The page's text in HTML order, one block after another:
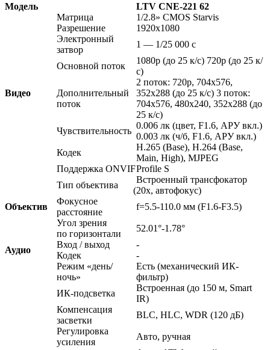
Модель
LTV CNE-221 62
Видео
Матрица
1/2.8» CMOS Starvis
Разрешение
1920x1080
Электронный
затвор
1 — 1/25 000 c
Основной поток
1080p (до 25 к/с) 720p (до 25 к/
с)
Дополнительный
поток
2 поток: 720p, 704x576,
352x288 (до 25 к/с) 3 поток:
704x576, 480x240, 352x288 (до
25 к/с)
Чувствительность
0.006 лк (цвет, F1.6, АРУ вкл.)
0.003 лк (ч/б, F1.6, АРУ вкл.)
Кодек
H.265 (Base), H.264 (Base,
Main, High), MJPEG
Поддержка ONVIFProfile S
Объектив
Тип объектива
Встроенный трансфокатор
(20x, автофокус)
Фокусное
расстояние
f=5.5-110.0 мм (F1 .6-F3.5)
Угол зрения
по горизонтали
52.01°-1.78°
Аудио
Вход / выход
-
Кодек
-
Режим «день/
ночь»
Есть (механический ИК-
фильтр)
ИК-подсветка
Встроенная (до 150 м, Smart
IR)
Компенсация
засветки
BLC, HLC, WDR (120 дБ)
Регулировка
усиления
Авто, ручная